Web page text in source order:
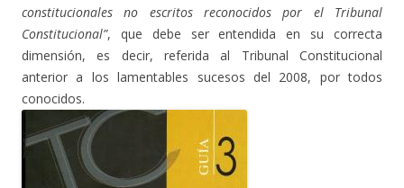
constitucionales no escritos reconocidos por el Tribunal
Constitucional”, que debe ser entendida en su correcta
dimensión, es decir, referida al Tribunal Constitucional
anterior a los lamentables sucesos del 2008, por todos
conocidos.